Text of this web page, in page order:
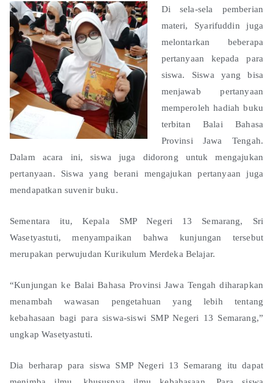
Di sela-sela pemberian
materi, Syarifuddin juga
melontarkan beberapa
pertanyaan kepada para
siswa. Siswa yang bisa
menjawab pertanyaan
memperoleh hadiah buku
terbitan Balai Bahasa
Provinsi Jawa Tengah.
Dalam acara ini, siswa juga didorong untuk mengajukan
pertanyaan. Siswa yang berani mengajukan pertanyaan juga
mendapatkan suvenir buku.
Sementara itu, Kepala SMP Negeri 13 Semarang, Sri
Wasetyastuti, menyampaikan bahwa kunjungan tersebut
merupakan perwujudan Kurikulum Merdeka Belajar.
“Kunjungan ke Balai Bahasa Provinsi Jawa Tengah diharapkan
menambah wawasan pengetahuan yang lebih tentang
kebahasaan bagi para siswa-siswi SMP Negeri 13 Semarang,”
ungkap Wasetyastuti.
Dia berharap para siswa SMP Negeri 13 Semarang itu dapat